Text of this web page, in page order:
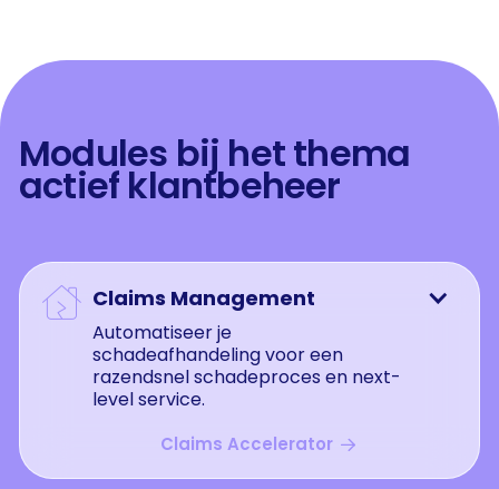
Modules bij het thema
actief klantbeheer
 Claims Management
Automatiseer je
schadeafhandeling voor een
razendsnel schadeproces en next-
level service.
Claims Accelerator